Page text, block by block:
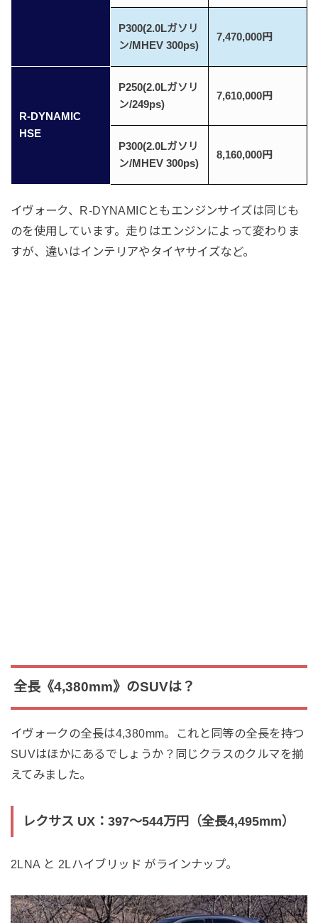
P300(2.0Lガソリ
ン/MHEV 300ps)
7,470,000円
R-DYNAMIC
HSE
P250(2.0Lガソリ
ン/249ps)
7,610,000円
P300(2.0Lガソリ
ン/MHEV 300ps)
8,160,000円
イヴォーク、R-DYNAMICともエンジンサイズは同じも
のを使用しています。走りはエンジンによって変わりま
すが、違いはインテリアやタイヤサイズなど。
全長《4,380mm》のSUVは？
イヴォークの全長は4,380mm。これと同等の全長を持つ
SUVはほかにあるでしょうか？同じクラスのクルマを揃
えてみました。
レクサス UX：397〜544万円（全長4,495mm）
2LNA と 2Lハイブリッド がラインナップ。